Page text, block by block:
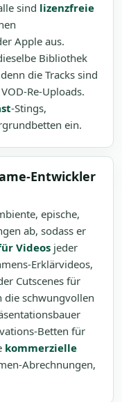
sind lizenzfreie
Apple aus.
Bibliothek
die Tracks sind
Re-Uploads.
-Stings,
ein.
Entwickler
epische,
ab, sodass er
Videos jeder
Erklärvideos,
Cutscenes für
die schwungvollen
Betten für
kommerzielle
Abrechnungen,